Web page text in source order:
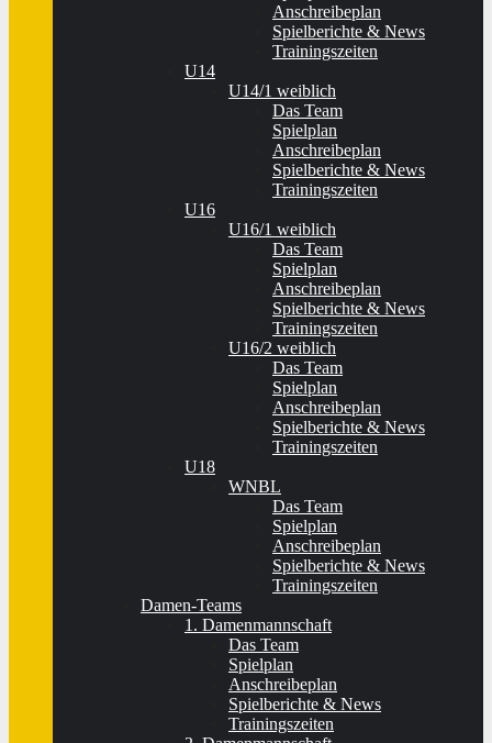
Anschreibeplan
Spielberichte & News
Trainingszeiten
U14
U14/1 weiblich
Das Team
Spielplan
Anschreibeplan
Spielberichte & News
Trainingszeiten
U16
U16/1 weiblich
Das Team
Spielplan
Anschreibeplan
Spielberichte & News
Trainingszeiten
U16/2 weiblich
Das Team
Spielplan
Anschreibeplan
Spielberichte & News
Trainingszeiten
U18
WNBL
Das Team
Spielplan
Anschreibeplan
Spielberichte & News
Trainingszeiten
Damen-Teams
1. Damenmannschaft
Das Team
Spielplan
Anschreibeplan
Spielberichte & News
Trainingszeiten